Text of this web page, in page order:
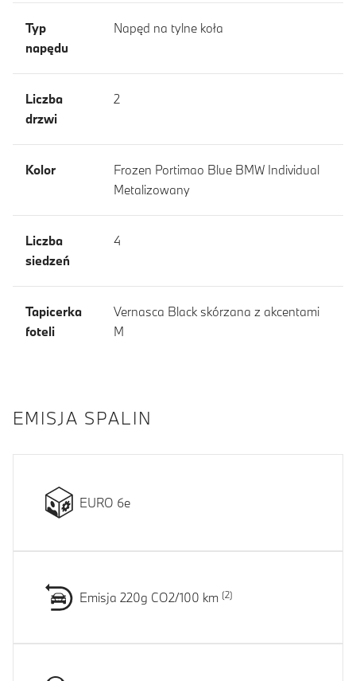
Typ
napędu
Napęd na tylne koła
Liczba
drzwi
2
Kolor
Frozen Portimao Blue BMW Individual
Metalizowany
Liczba
siedzeń
4
Tapicerka
foteli
Vernasca Black skórzana z akcentami
M
EMISJA SPALIN
EURO 6e
Emisja 220g CO2/100 km